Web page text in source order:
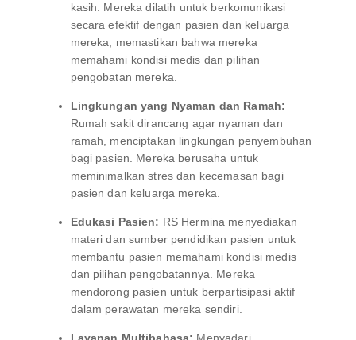
kasih. Mereka dilatih untuk berkomunikasi
secara efektif dengan pasien dan keluarga
mereka, memastikan bahwa mereka
memahami kondisi medis dan pilihan
pengobatan mereka.
Lingkungan yang Nyaman dan Ramah:
Rumah sakit dirancang agar nyaman dan
ramah, menciptakan lingkungan penyembuhan
bagi pasien. Mereka berusaha untuk
meminimalkan stres dan kecemasan bagi
pasien dan keluarga mereka.
Edukasi Pasien: RS Hermina menyediakan
materi dan sumber pendidikan pasien untuk
membantu pasien memahami kondisi medis
dan pilihan pengobatannya. Mereka
mendorong pasien untuk berpartisipasi aktif
dalam perawatan mereka sendiri.